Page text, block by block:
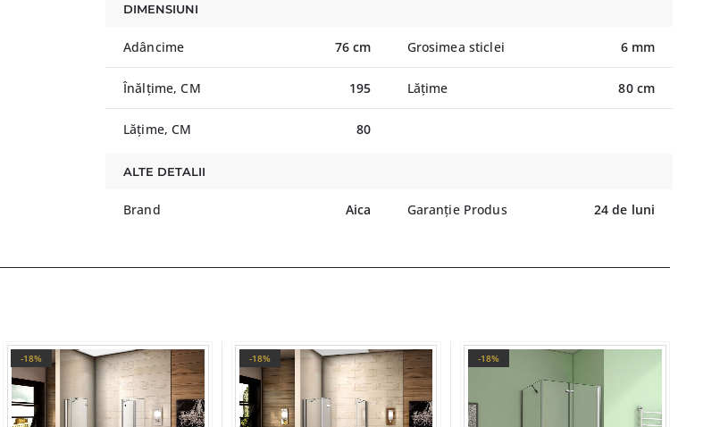
DIMENSIUNI
Adâncime 76 cm Grosimea sticlei 6 mm
Înălțime, CM 195 Lățime 80 cm
Lățime, CM 80
ALTE DETALII
Brand Aica Garanție Produs 24 de luni
-18% -18% -18%